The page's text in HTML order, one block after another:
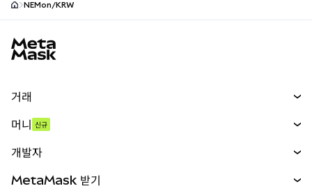
NEMon/KRW
거래
무기한 선물
실물자산
머니 신규
개발자
MetaMask 받기